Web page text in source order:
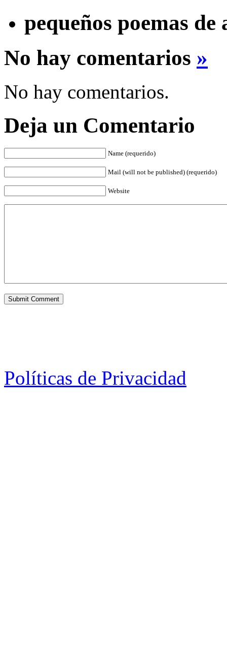
pequeños poemas de
No hay comentarios »
No hay comentarios.
Deja un Comentario
Name (requerido)
Mail (will not be published) (requerido)
Website
Políticas de Privacidad